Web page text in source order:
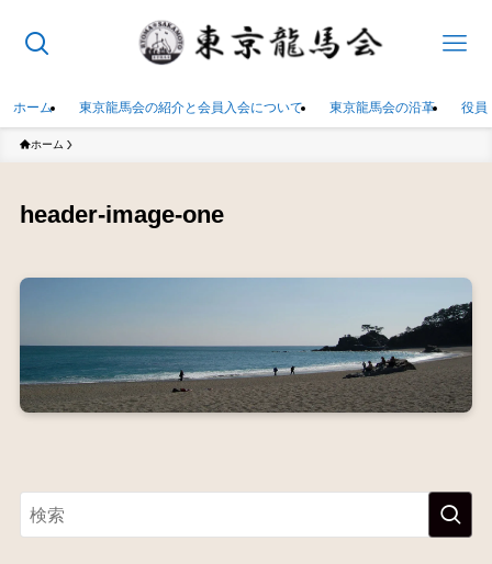
ホーム 東京龍馬会の紹介と会員入会について 東京龍馬会の沿革 役員
ホーム
header-image-one